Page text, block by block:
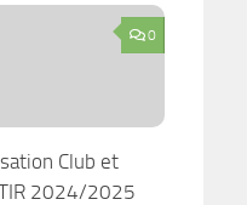
0
Club et
2024/2025